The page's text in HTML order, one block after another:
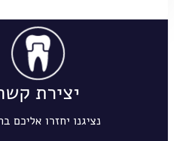
יצירת קשר
נציגנו יחזרו אליכם